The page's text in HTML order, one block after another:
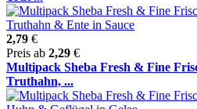
2,79 €
Preis ab 2,29 €
Multipack Sheba Fresh & Fine
Truthahn, ...